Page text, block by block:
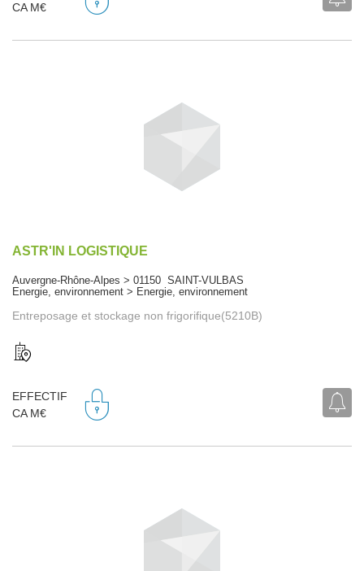
CA M€
ASTR'IN LOGISTIQUE
Auvergne-Rhône-Alpes > 01150 SAINT-VULBAS
Energie, environnement > Energie, environnement
Entreposage et stockage non frigorifique(5210B)
EFFECTIF
CA M€